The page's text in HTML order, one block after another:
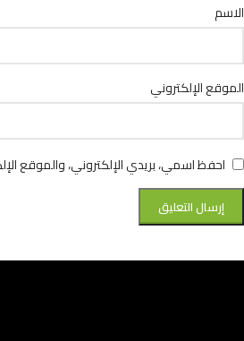
الاسم
الموقع الإلكتروني
احفظ اسمي، بريدي الإلكتروني، والموقع